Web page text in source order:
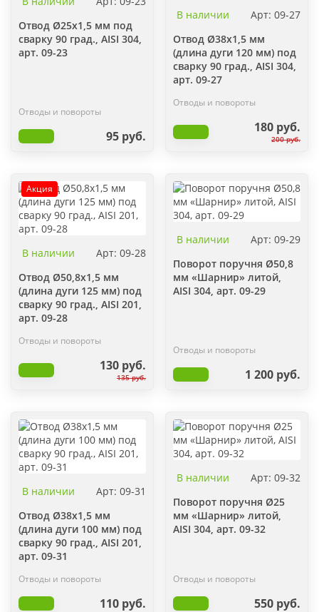
Отвод Ø25х1,5 мм под
сварку 90 град., AISI 304,
арт. 09-23
Отводы и повороты
95 руб.
В наличии
Арт: 09-27
Отвод Ø38х1,5 мм
(длина дуги 120 мм) под
сварку 90 град., AISI 304,
арт. 09-27
Отводы и повороты
180 руб.
200 руб.
Акция
В наличии
Арт: 09-28
Отвод Ø50,8х1,5 мм
(длина дуги 125 мм) под
сварку 90 град., AISI 201,
арт. 09-28
Отводы и повороты
130 руб.
135 руб.
В наличии
Арт: 09-29
Поворот поручня Ø50,8
мм «Шарнир» литой,
AISI 304, арт. 09-29
Отводы и повороты
1 200 руб.
В наличии
Арт: 09-31
Отвод Ø38х1,5 мм
(длина дуги 100 мм) под
сварку 90 град., AISI 201,
арт. 09-31
Отводы и повороты
110 руб.
В наличии
Арт: 09-32
Поворот поручня Ø25
мм «Шарнир» литой,
AISI 304, арт. 09-32
Отводы и повороты
550 руб.